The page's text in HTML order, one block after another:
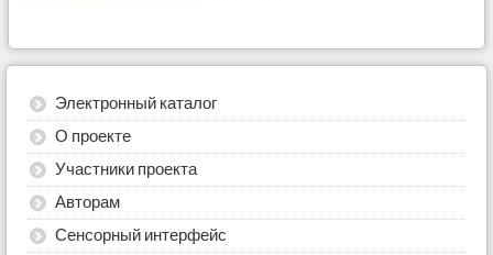
Электронный каталог
О проекте
Участники проекта
Авторам
Сенсорный интерфейс